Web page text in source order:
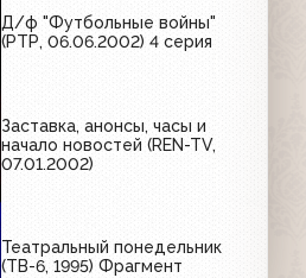
Д/ф "Футбольные войны"
(РТР, 06.06.2002) 4 серия
Заставка, анонсы, часы и
начало новостей (REN-TV,
07.01.2002)
Театральный понедельник
(ТВ-6, 1995) Фрагмент